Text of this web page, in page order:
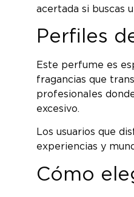
acertada si buscas
Perfiles
Este perfume es
fragancias que
profesionales
excesivo.
Los usuarios que
experiencias y
Cómo